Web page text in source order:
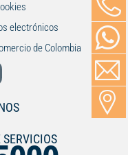
electrónicos
de Colombia
SERVICIOS